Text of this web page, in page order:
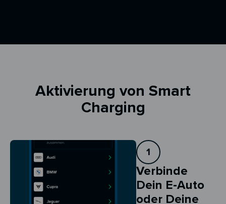
Aktivierung von Smart
Charging
1
Verbinde
Dein E-Auto
oder Deine